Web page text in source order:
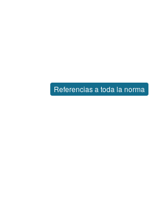
Referencias a toda la norma